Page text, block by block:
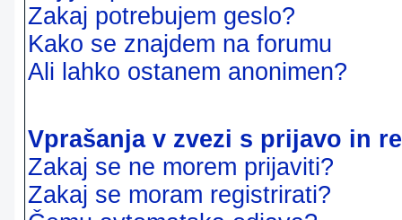
Zakaj potrebujem geslo?
Kako se znajdem na forumu
Ali lahko ostanem anonimen?
Vprašanja v zvezi s prijavo in
Zakaj se ne morem prijaviti?
Zakaj se moram registrirati?